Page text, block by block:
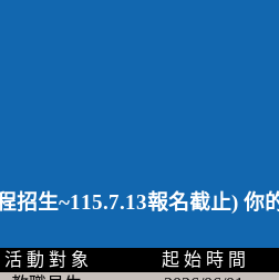
招生~115.7.13報名截止) 你
活 動 對 象
起 始 時 間